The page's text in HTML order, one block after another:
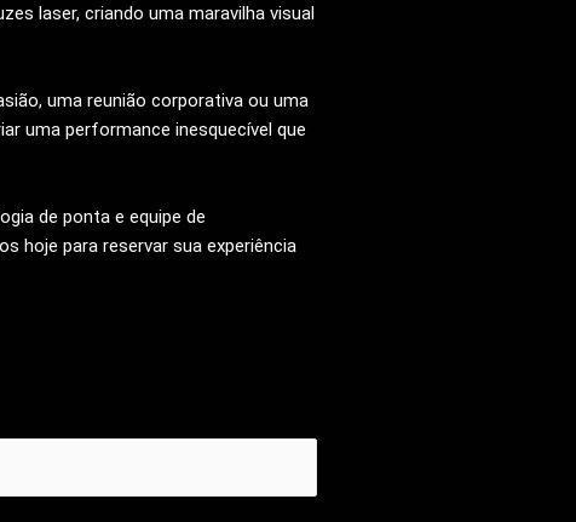
laser, criando uma maravilha visual
uma reunião corporativa ou uma
uma performance inesquecível que
de ponta e equipe de
hoje para reservar sua experiência